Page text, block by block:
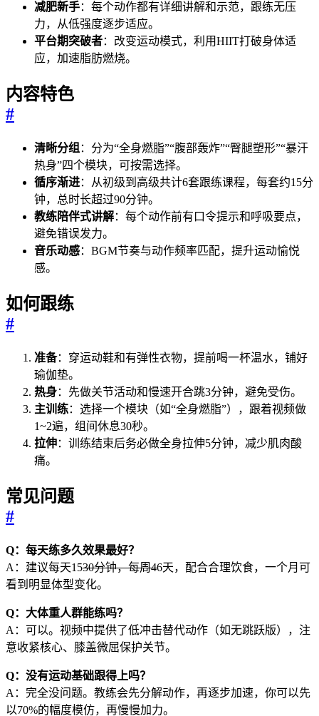
减肥新手：每个动作都有详细讲解和示范，跟练无压
力，从低强度逐步适应。
平台期突破者：改变运动模式，利用HIIT打破身体适
应，加速脂肪燃烧。
内容特色
#
清晰分组 ：分为“全身燃脂”“腹部轰炸”“臀腿塑形”“暴汗
热身”四个模块，可按需选择。
循序渐进：从初级到高级共计6套跟练课程，每套约15分
钟，总时长超过90分钟。
教练陪伴式讲解：每个动作前有口令提示和呼吸要点，
避免错误发力。
音乐动感：BGM节奏与动作频率匹配，提升运动愉悦
感。
如何跟练
#
准备：穿运动鞋和有弹性衣物，提前喝一杯温水，铺好
瑜伽垫。
热身：先做关节活动和慢速开合跳3分钟，避免受伤。
主训练：选择一个模块（如“全身燃脂”），跟着视频做
1~2遍，组间休息30秒。
拉伸：训练结束后务必做全身拉伸5分钟，减少肌肉酸
痛。
常见问题
#
Q：每天练多久效果最好？
A：建议每天1530分钟，每周46天，配合合理饮食，一个月可
看到明显体型变化。
Q：大体重人群能练吗？
A：可以。视频中提供了低冲击替代动作（如无跳跃版），注
意收紧核心、膝盖微屈保护关节。
Q：没有运动基础跟得上吗？
A：完全没问题。教练会先分解动作，再逐步加速，你可以先
以70%的幅度模仿，再慢慢加力。